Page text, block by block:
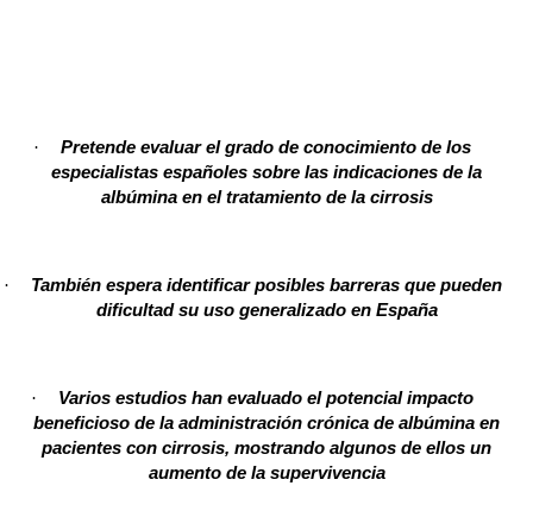
·
Pretende evaluar el grado de conocimiento de los
especialistas españoles sobre las indicaciones de la
albúmina en el tratamiento de la cirrosis
·
También espera identificar posibles barreras que pueden
dificultad su uso generalizado en España
·
Varios estudios han evaluado el potencial impacto
beneficioso de la administración crónica de albúmina en
pacientes con cirrosis, mostrando algunos de ellos un
aumento de la supervivencia